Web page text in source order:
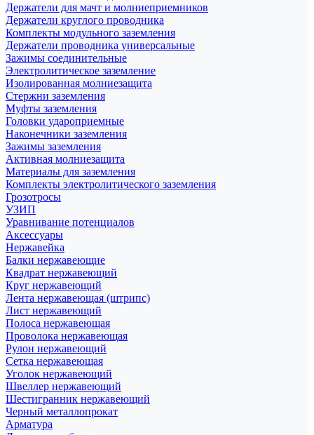
Держатели для мачт и молниеприемников
Держатели круглого проводника
Комплекты модульного заземления
Держатели проводника универсальные
Зажимы соединительные
Электролитическое заземление
Изолированная молниезащита
Стержни заземления
Муфты заземления
Головки удароприемные
Наконечники заземления
Зажимы заземления
Активная молниезащита
Материалы для заземления
Комплекты электролитического заземления
Грозотросы
УЗИП
Уравнивание потенциалов
Аксессуары
Нержавейка
Балки нержавеющие
Квадрат нержавеющий
Круг нержавеющий
Лента нержавеющая (штрипс)
Лист нержавеющий
Полоса нержавеющая
Проволока нержавеющая
Рулон нержавеющий
Сетка нержавеющая
Уголок нержавеющий
Швеллер нержавеющий
Шестигранник нержавеющий
Черный металлопрокат
Арматура